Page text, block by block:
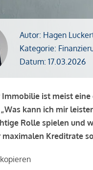
Autor: Hagen
Kategorie:
Datum: 17.03.2026
Immobilie ist meist
kann ich mir
Rolle spielen und
Kreditrate